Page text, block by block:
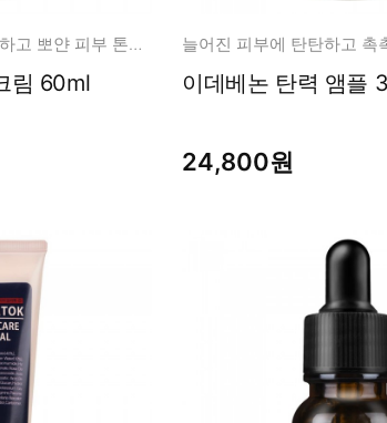
국산 쌀겨수를 담아 화사하고 뽀얀 피부 톤업 연출!
시드물 뽀얀 쌀겨 크림 60ml 이
24,800원